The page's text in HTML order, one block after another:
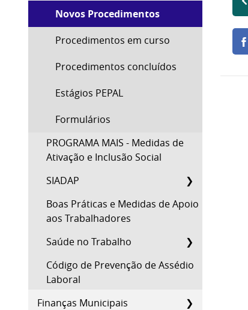
Novos Procedimentos
Procedimentos em curso
Procedimentos concluídos
Estágios PEPAL
Formulários
PROGRAMA MAIS - Medidas de
Ativação e Inclusão Social
SIADAP
Boas Práticas e Medidas de Apoio
aos Trabalhadores
Saúde no Trabalho
Código de Prevenção de Assédio
Laboral
Finanças Municipais